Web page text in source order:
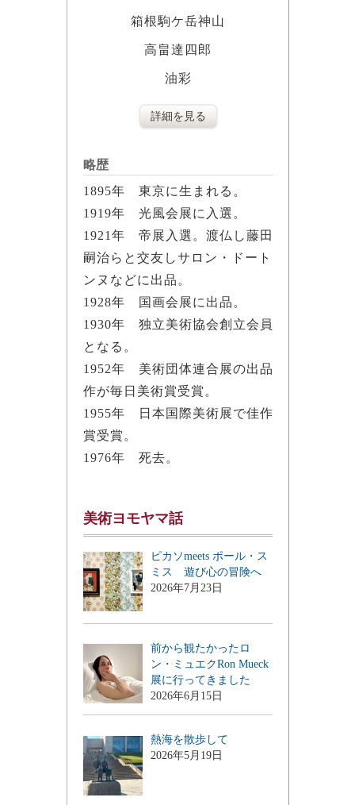
箱根駒ケ岳神山
高畠達四郎
油彩
詳細を見る
略歴
1895年 東京に生まれる。
1919年 光風会展に入選。
1921年 帝展入選。渡仏し藤田
嗣治らと交友しサロン・ドート
ンヌなどに出品。
1928年 国画会展に出品。
1930年 独立美術協会創立会員
となる。
1952年 美術団体連合展の出品
作が毎日美術賞受賞。
1955年 日本国際美術展で佳作
賞受賞。
1976年 死去。
美術ヨモヤマ話
ピカソmeets ポール・ス
ミス 遊び心の冒険へ
2026年7月23日
前から観たかったロ
ン・ミュエクRon Mueck
展に行ってきました
2026年6月15日
熱海を散歩して
2026年5月19日